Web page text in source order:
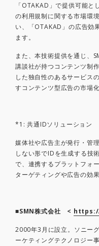
「OTAKAD」で提供可能
の利用規制に関する市場環
い、「OTAKAD」の広告効
ます。
また、本技術提供を通じ、
講談社が持つコンテンツ制
した独自性のあるサービス
すコンテンツ型広告の市場
*1: 共通IDソリューション
媒体社や広告主が発行・管
しない形でIDを生成する技
で、連携するプラットフォ
ターゲティングや広告の効
■SMN株式会社 <
2000年3月に設立。ソニー
ーケティングテクノロジー